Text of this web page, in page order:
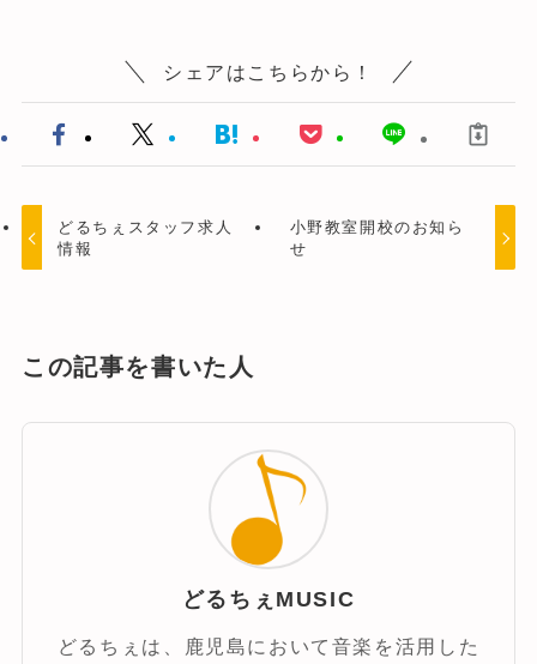
シェアはこちらから！
どるちぇスタッフ求人
情報
小野教室開校のお知ら
せ
この記事を書いた人
どるちぇMUSIC
どるちぇは、鹿児島において音楽を活用した